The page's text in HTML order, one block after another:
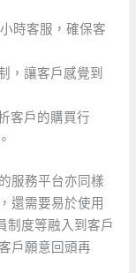
時客服，確保客
，讓客戶感覺到
客戶的購買行
服務平台亦同樣
還需要易於使用
制度等融入到客戶
戶願意回頭再